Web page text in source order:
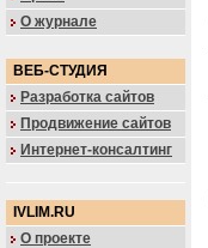
О журнале
ВЕБ-СТУДИЯ
Разработка сайтов
Продвижение сайтов
Интернет-консалтинг
IVLIM.RU
О проекте